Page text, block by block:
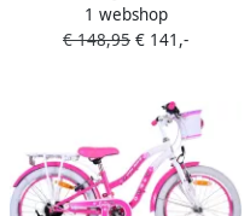
Meisjes Terugtraprem
Donkerroze
1 webshop
€ 148,95 € 141,-